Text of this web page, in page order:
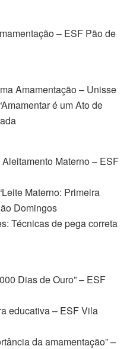
– ESF Pão de
Amamentação – Unisse
é um Ato de
Materno – ESF
Materno: Primeira
Domingos
Técnicas de pega correta
Dias de Ouro” – ESF
educativa – ESF Vila
da amamentação” –